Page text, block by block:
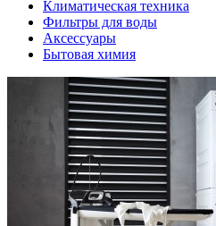
Климатическая техника
Фильтры для воды
Аксессуары
Бытовая химия